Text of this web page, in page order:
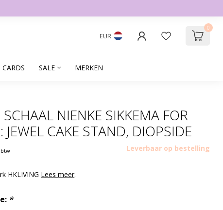
EUR
0
CARDS SALE MERKEN
NIENKE SIKKEMA FOR
JEWEL CAKE STAND, DIOPSIDE
Leverbaar op bestelling
HKLIVING Lees meer.
*